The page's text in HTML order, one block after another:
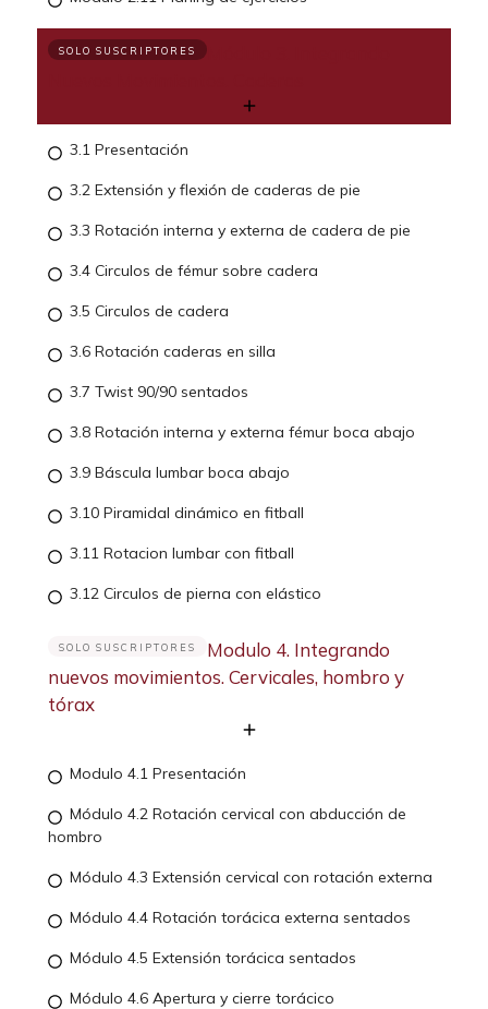
SOLO SUSCRIPTORES
3.1 Presentación
3.2 Extensión y flexión de caderas de pie
3.3 Rotación interna y externa de cadera de pie
3.4 Circulos de fémur sobre cadera
3.5 Circulos de cadera
3.6 Rotación caderas en silla
3.7 Twist 90/90 sentados
3.8 Rotación interna y externa fémur boca abajo
3.9 Báscula lumbar boca abajo
3.10 Piramidal dinámico en fitball
3.11 Rotacion lumbar con fitball
3.12 Circulos de pierna con elástico
SOLO SUSCRIPTORES
Modulo 4. Integrando
nuevos movimientos. Cervicales, hombro y
tórax
Modulo 4.1 Presentación
Módulo 4.2 Rotación cervical con abducción de
hombro
Módulo 4.3 Extensión cervical con rotación externa
Módulo 4.4 Rotación torácica externa sentados
Módulo 4.5 Extensión torácica sentados
Módulo 4.6 Apertura y cierre torácico